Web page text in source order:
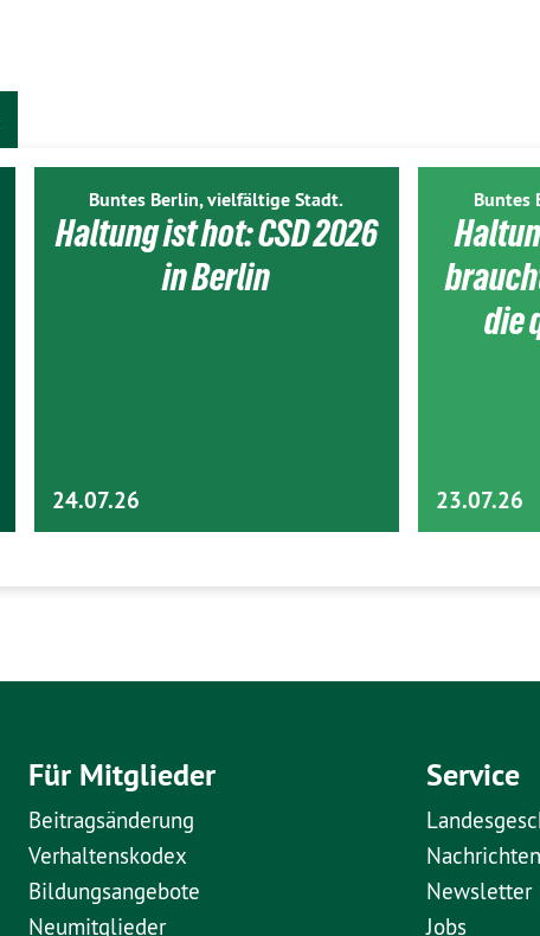
Buntes Berlin, vielfältige Stadt.
Haltung ist hot: CSD 2026
in Berlin
24.07.26
Buntes
die
23.07.26
Für Mitglieder
Beitragsänderung
Verhaltenskodex
Bildungsangebote
Neumitglieder
Service
Nachrichten
Newsletter
Jobs